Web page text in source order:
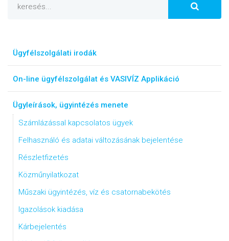
Ügyfélszolgálati irodák
On-line ügyfélszolgálat és VASIVÍZ Applikáció
Ügyleírások, ügyintézés menete
Számlázással kapcsolatos ügyek
Felhasználó és adatai változásának bejelentése
Részletfizetés
Közműnyilatkozat
Műszaki ügyintézés, víz és csatornabekötés
Igazolások kiadása
Kárbejelentés